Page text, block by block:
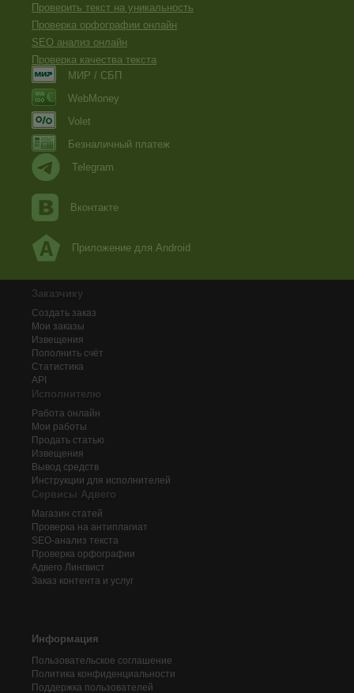
Проверить текст на уникальность
Проверка орфографии онлайн
SEO анализ онлайн
Проверка качества текста
МИР / СБП
WebMoney
Volet
Безналичный платеж
Telegram
Вконтакте
Приложение для Android
Заказчику
Создать заказ
Мои заказы
Извещения
Пополнить счёт
Статистика
API
Исполнителю
Работа онлайн
Мои работы
Продать статью
Извещения
Вывод средств
Инструкции для исполнителей
Сервисы Адвего
Магазин статей
Проверка на антиплагиат
SEO-анализ текста
Проверка орфографии
Адвего Лингвист
Заказ контента и услуг
Информация
Пользовательское соглашение
Политика конфиденциальности
Поддержка пользователей